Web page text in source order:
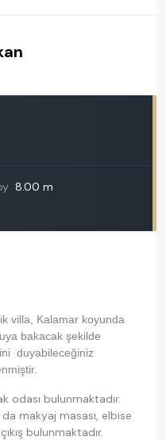
8.00 m
villa, Kalamar koyunda
bakacak şekilde
duyabileceğiniz
odası bulunmaktadır.
makyaj masası, elbise
bulunmaktadır.